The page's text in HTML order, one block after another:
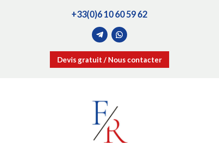
+33(0)6 10 60 59 62
Devis gratuit / Nous contacter